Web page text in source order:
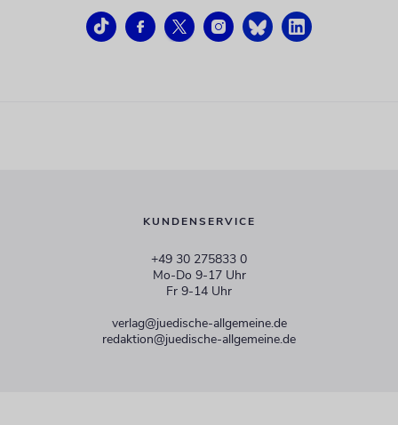
KUNDENSERVICE
+49 30 275833 0
Mo-Do 9-17 Uhr
Fr 9-14 Uhr
verlag@juedische-allgemeine.de
redaktion@juedische-allgemeine.de